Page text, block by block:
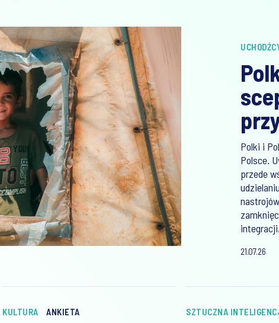
Polki i
Polsce.
przede
integracji.
21.07.26
KULTURA ANKIETA SZTUCZNA